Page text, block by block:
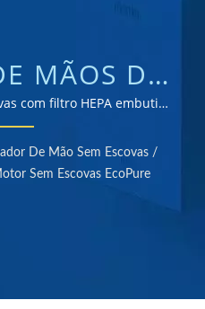
MÃOS DE
- VERSÃO
DE
EM AÇO
|
com filtro HEPA embutido
mão e dispensadores de
ISO 9001 e 14001
De Mão Sem Escovas /
Sem Escovas EcoPure